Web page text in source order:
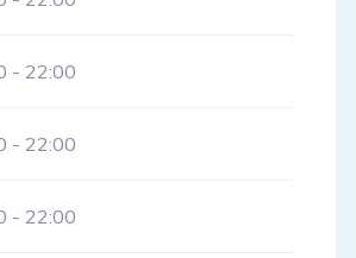
- 22:00
- 22:00
- 22:00